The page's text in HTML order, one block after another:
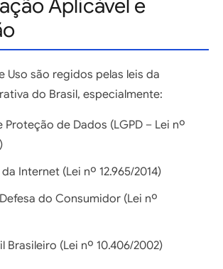
Aplicável e
Uso são regidos pelas leis da
do Brasil, especialmente:
Proteção de Dados (LGPD – Lei nº
Internet (Lei nº 12.965/2014)
do Consumidor (Lei nº
Brasileiro (Lei nº 10.406/2002)